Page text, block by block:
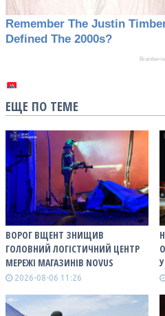
ЕЩЕ ПО ТЕМЕ
ВОРОГ ВЩЕНТ ЗНИЩИВ
ГОЛОВНИЙ ЛОГІСТИЧНИЙ ЦЕНТР
МЕРЕЖІ МАГАЗИНІВ NOVUS
2026-08-06 11:26